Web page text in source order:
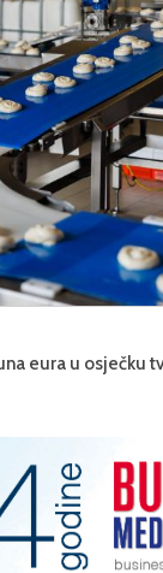
eura u osječku